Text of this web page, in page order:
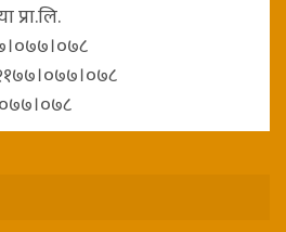
प्रा.लि.
०७७।०७८